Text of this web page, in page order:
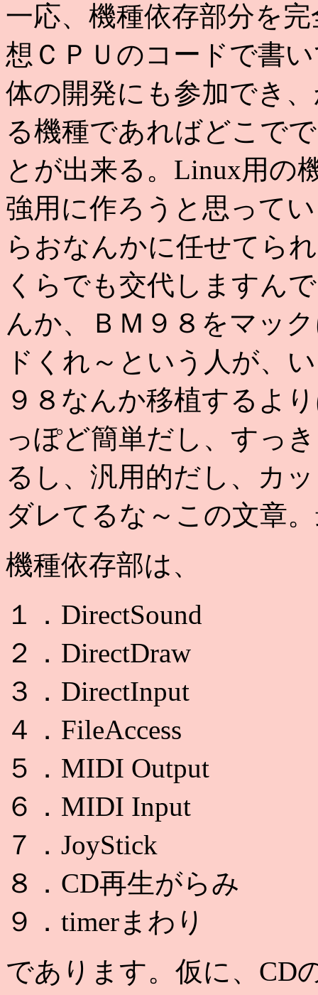
一応、機種依存部分を
想ＣＰＵのコードで書
体の開発にも参加でき
る機種であればどこで
とが出来る。Linux用の
強用に作ろうと思って
らおなんかに任せてら
くらでも交代しますん
んか、ＢＭ９８をマッ
ドくれ～という人が、
９８なんか移植するよ
っぽど簡単だし、すっ
るし、汎用的だし、カ
ダレてるな～この文章
機種依存部は、
１．DirectSound
２．DirectDraw
３．DirectInput
４．FileAccess
５．MIDI Output
６．MIDI Input
７．JoyStick
８．CD再生がらみ
９．timerまわり
であります。仮に、CD